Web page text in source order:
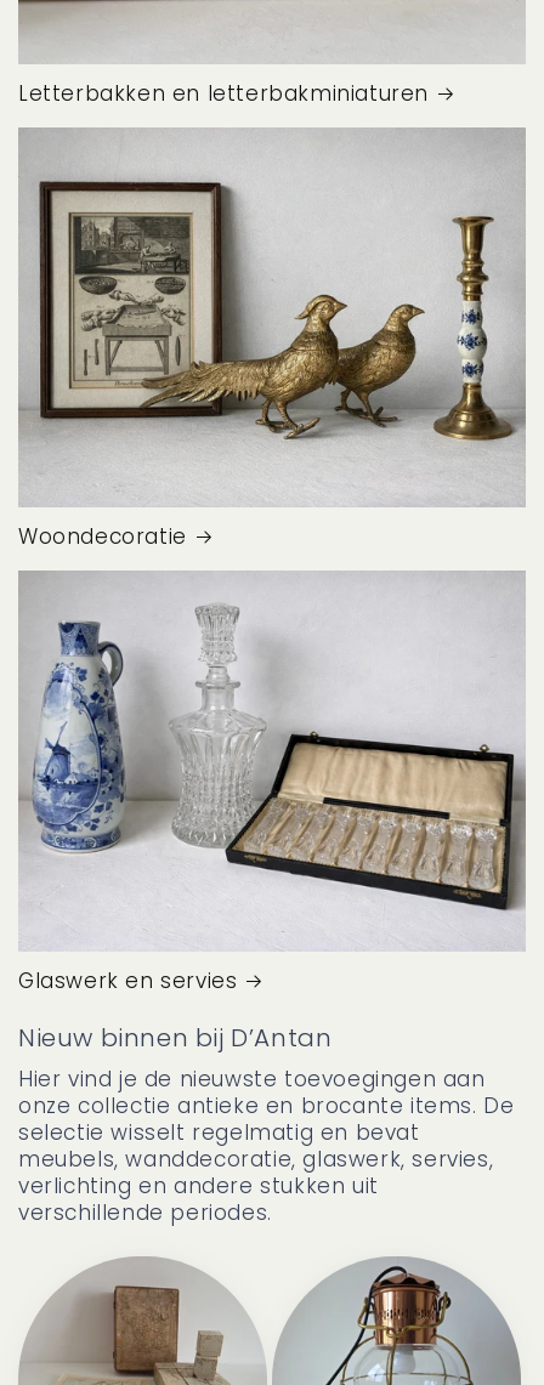
Letterbakken en letterbakminiaturen
Woondecoratie
Glaswerk en servies
Nieuw binnen bij D’Antan
Hier vind je de nieuwste toevoegingen aan
onze collectie antieke en brocante items. De
selectie wisselt regelmatig en bevat
meubels, wanddecoratie, glaswerk, servies,
verlichting en andere stukken uit
verschillende periodes.